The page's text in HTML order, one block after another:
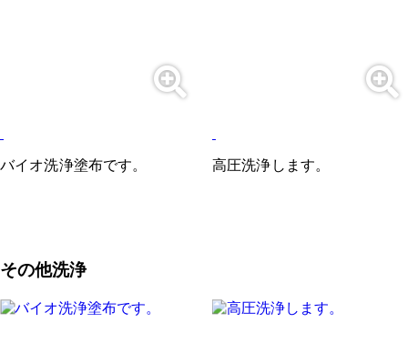
バイオ洗浄塗布です。 高圧洗浄します。
その他洗浄